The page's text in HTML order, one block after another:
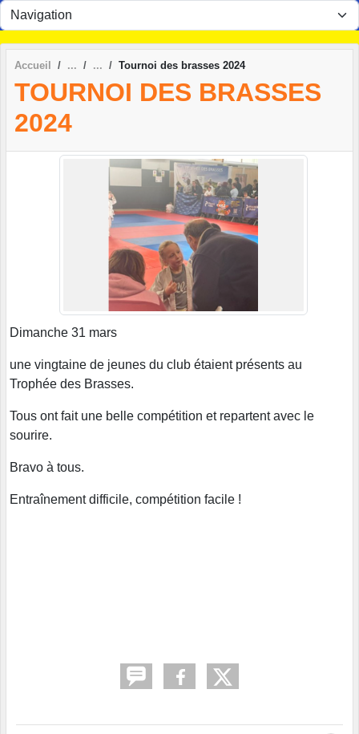
Accueil Tournoi des brasses 2024
TOURNOI DES BRASSES
2024
Dimanche 31 mars
une vingtaine de jeunes du club étaient présents au
Trophée des Brasses.
Tous ont fait une belle compétition et repartent avec le
sourire.
Bravo à tous.
Entraînement difficile, compétition facile !
Panneau de gestion des cookies